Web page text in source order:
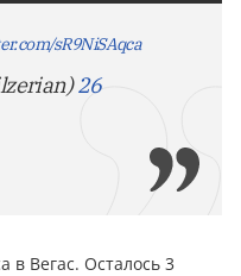
sR9NiSAqca
26
в Вегас. Осталось 3